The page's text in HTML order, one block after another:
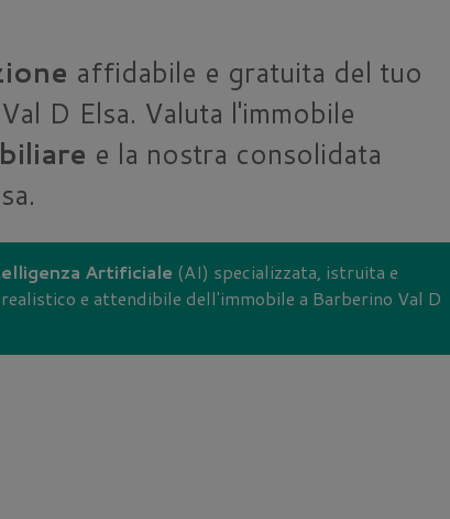
affidabile e gratuita del tuo
D Elsa. Valuta l'immobile
e la nostra consolidata
Artificiale (AI) specializzata, istruita e
e attendibile dell'immobile a Barberino Val D